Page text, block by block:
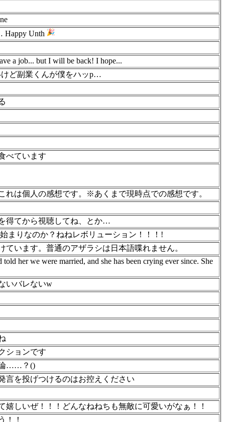
Unth
a job... but I will be back! I hope...
ど副業くんが僕をハッp…
べています
は個人の感想です。※あくまで現時点での感想です。
得てから視聴してね、とか…
まりなのか？ねねレボリューション！！！!
います。普通のアザラシは日本語喋れません。
her we were married, and she has been crying ever since. She
いバレないw
ションです
論……？()
言を投げつけるのはお控えください
しいぜ！！！どんなねねちも無敵に可愛いがなぁ！！
！！